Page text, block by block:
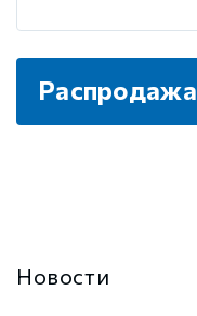
Распродажа
Новости